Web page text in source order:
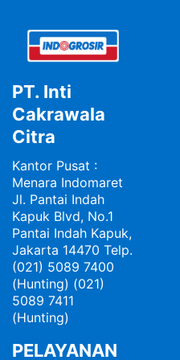
PT. Inti
Cakrawala
Citra
Kantor Pusat :
Menara Indomaret
Jl. Pantai Indah
Kapuk Blvd, No.1
Pantai Indah Kapuk,
Jakarta 14470 Telp.
(021) 5089 7400
(Hunting) (021)
5089 7411
(Hunting)
PELAYANAN